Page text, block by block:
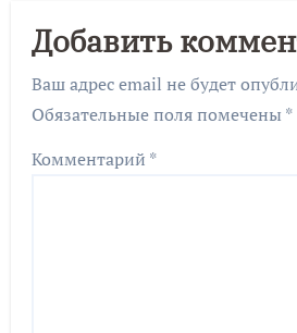
Добавить
Ваш адрес email не будет
Обязательные поля помечены *
Комментарий *